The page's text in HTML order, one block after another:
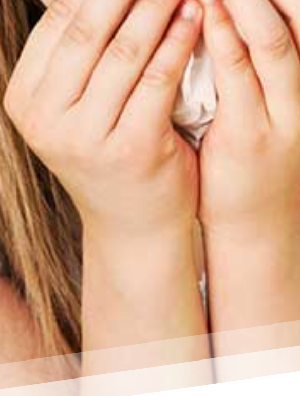
Der
es genau wissen
Vier Glasbehälter, befüllt mit
Drei der Behälter wurden je
gestellt (Proben B, C, D).
Smartphones oder sonstiger
Probe B wurde nur auf das
Probe C bekam zeitgleich zum
Frequenzen aussendet.
Probe D wurde nach dem
harmonischen Frequenzen